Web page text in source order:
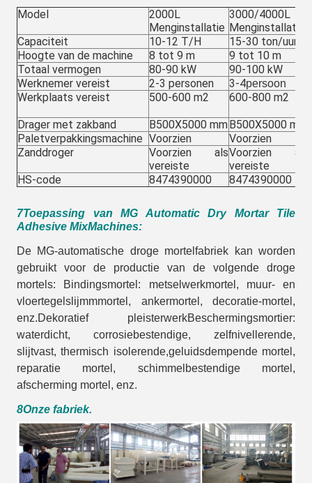
Model
2000L
Menginstallatie
3000/4000L
Menginstallatie
Capaciteit
10-12 T/H 15-30 ton/uur
Hoogte van de machine
8 tot 9 m 9 tot 10 m
Totaal vermogen
80-90 kW 90-100 kW
Werknemer vereist
2-3 personen 3-4persoon
Werkplaats vereist
500-600 m2 600-800 m2
Drager met zakband
B500X5000 mmB500X5000 mm
Paletverpakkingsmachine Voorzien Voorzien
Zanddroger
Voorzien als
vereiste
Voorzien als
vereiste
HS-code
8474390000 8474390000
7Toepassing van MG Automatic Dry Mortar Tile
Adhesive MixMachines:
De MG-automatische droge mortelfabriek kan worden
gebruikt voor de productie van de volgende droge
mortels: Bindingsmortel: metselwerkmortel, muur- en
vloertegelslijmmmortel, ankermortel, decoratie-mortel,
enz.Dekoratief pleisterwerkBeschermingsmortier:
waterdicht, corrosiebestendige, zelfnivellerende,
slijtvast, thermisch isolerende,geluidsdempende mortel,
reparatie mortel, schimmelbestendige mortel,
afscherming mortel, enz.
8Onze fabriek.